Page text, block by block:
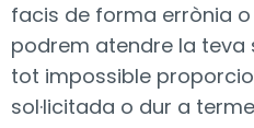
facis de forma errònia
podrem atendre la teva
tot impossible
sol·licitada o dur a